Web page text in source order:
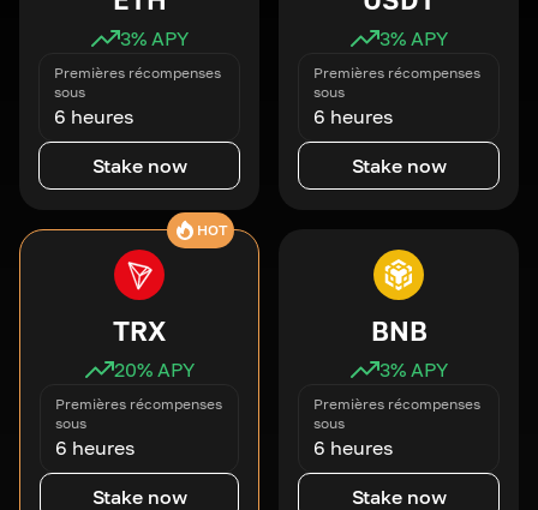
3% APY
Premières récompenses
sous
6 heures
Stake now
3% APY
Premières récompenses
sous
6 heures
Stake now
HOT
TRX
20% APY
Premières récompenses
sous
6 heures
Stake now
BNB
3% APY
Premières récompenses
sous
6 heures
Stake now